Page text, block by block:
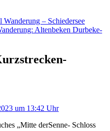
– Schiedersee
Altenbeken Durbeke-
um 13:42 Uhr
„Mitte derSenne- Schloss